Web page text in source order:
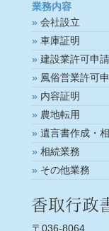
業務内容
会社設立
車庫証明
建設業許可申請
風俗営業許可
内容証明
農地転用
遺言書作成・
相続業務
その他業務
〒036-8064